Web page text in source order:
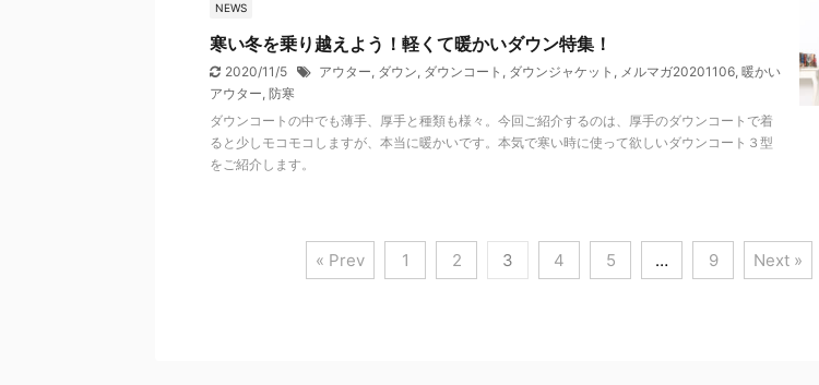
NEWS
寒い冬を乗り越えよう！軽くて暖かいダウン特集！
2020/11/5 アウター, ダウン, ダウンコート , ダウンジャケット , メルマガ20201106, 暖かい
アウター, 防寒
ダウンコートの中でも薄手、厚手と種類も様々。今回ご紹介するのは、厚手のダウンコートで着
ると少しモコモコしますが、本当に暖かいです。本気で寒い時に使って欲しいダウンコート３型
をご紹介します。
« Prev 1 2 3 4 5 … 9 Next »